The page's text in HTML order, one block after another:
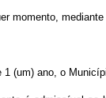
momento,
(um) ano, o